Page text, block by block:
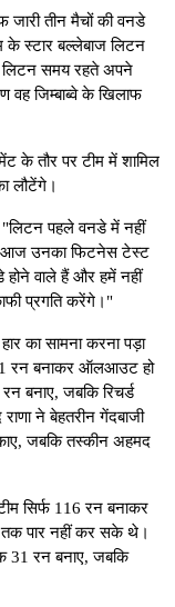
जारी तीन मैचों की वनडे
के स्टार बल्लेबाज लिटन
लिटन समय रहते अपने
वह जिम्बाब्वे के खिलाफ
के तौर पर टीम में शामिल
लौटेंगे।
"लिटन पहले वनडे में नहीं
आज उनका फिटनेस टेस्ट
वाले हैं और हमें नहीं
प्रगति करेंगे।"
का सामना करना पड़ा
रन बनाकर ऑलआउट हो
बनाए, जबकि रिचर्ड
ने बेहतरीन गेंदबाजी
जबकि तस्कीन अहमद
सिर्फ 116 रन बनाकर
पार नहीं कर सके थे।
31 रन बनाए, जबकि